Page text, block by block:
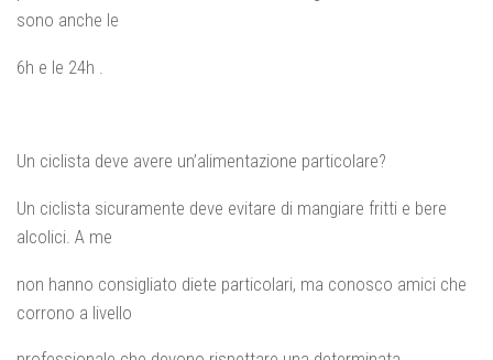
sono anche le
6h e le 24h .
Un ciclista deve avere un’alimentazione particolare?
Un ciclista sicuramente deve evitare di mangiare fritti e bere
alcolici. A me
non hanno consigliato diete particolari, ma conosco amici che
corrono a livello